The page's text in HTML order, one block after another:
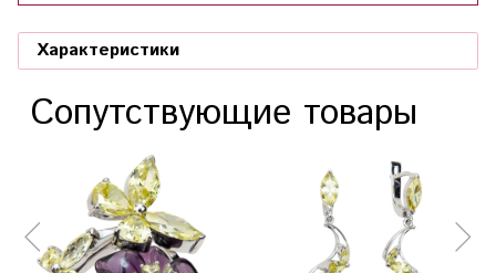
Характеристики
Сопутствующие товары